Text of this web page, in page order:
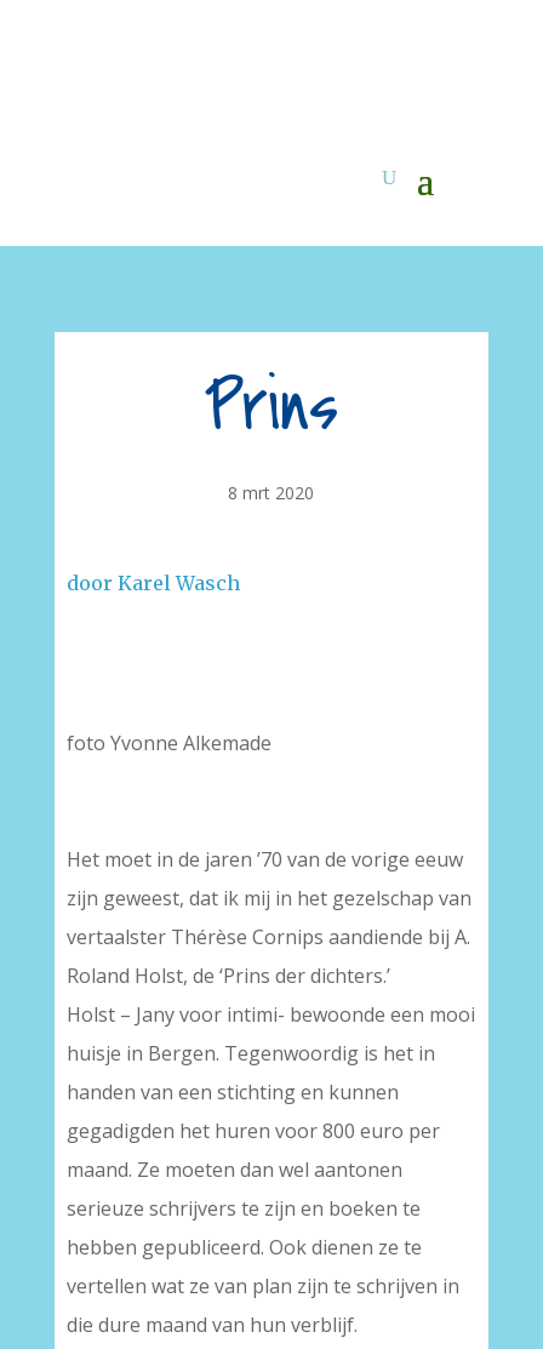
Prins
8 mrt 2020
door Karel Wasch
foto Yvonne Alkemade
Het moet in de jaren ’70 van de vorige eeuw
zijn geweest, dat ik mij in het gezelschap van
vertaalster Thérèse Cornips aandiende bij A.
Roland Holst, de ‘Prins der dichters.’
Holst – Jany voor intimi- bewoonde een mooi
huisje in Bergen. Tegenwoordig is het in
handen van een stichting en kunnen
gegadigden het huren voor 800 euro per
maand. Ze moeten dan wel aantonen
serieuze schrijvers te zijn en boeken te
hebben gepubliceerd. Ook dienen ze te
vertellen wat ze van plan zijn te schrijven in
die dure maand van hun verblijf.